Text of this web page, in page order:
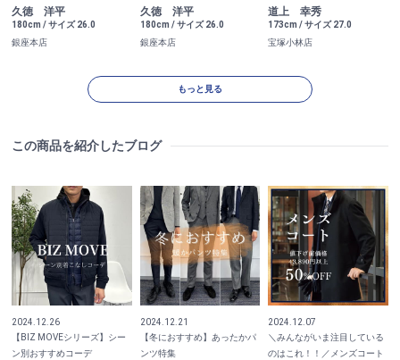
久徳 洋平
180cm / サイズ 26.0
銀座本店
久徳 洋平
180cm / サイズ 26.0
銀座本店
道上 幸秀
173cm / サイズ 27.0
宝塚小林店
もっと見る
この商品を紹介したブログ
2024.12.26
【BIZ MOVEシリーズ】シー
ン別おすすめコーデ
2024.12.21
【冬におすすめ】あったかパ
ンツ特集
2024.12.07
＼みんながいま注目している
のはこれ！！／メンズコート